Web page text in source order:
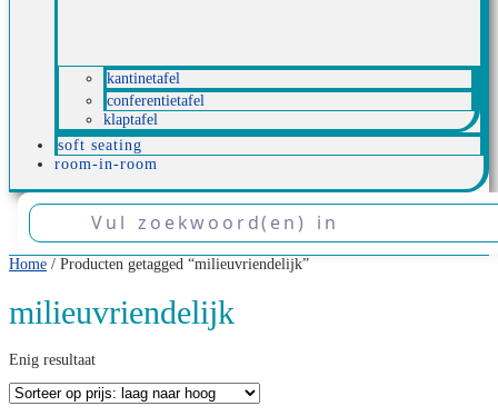
kantinetafel
conferentietafel
klaptafel
soft seating
room-in-room
Home / Producten getagged “milieuvriendelijk”
milieuvriendelijk
Enig resultaat